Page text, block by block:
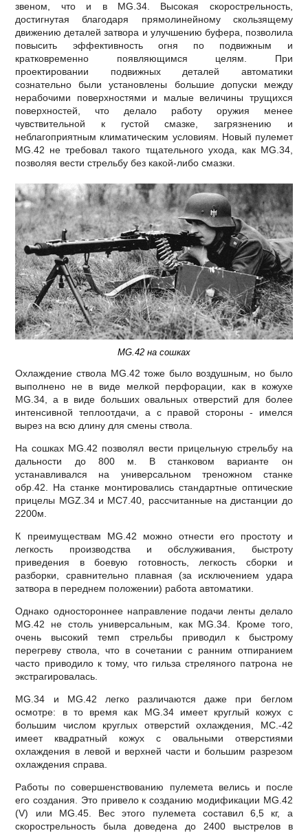
звеном, что и в МG.34. Высокая скорострельность,
достигнутая благодаря прямолинейному скользящему
движению деталей затвора и улучшению буфера, позволила
повысить эффективность огня по подвижным и
кратковременно появляющимся целям. При
проектировании подвижных деталей автоматики
сознательно были установлены большие допуски между
нерабочими поверхностями и малые величины трущихся
поверхностей, что делало работу оружия менее
чувствительной к густой смазке, загрязнению и
неблагоприятным климатическим условиям. Новый пулемет
МG.42 не требовал такого тщательного ухода, как МG.34,
позволяя вести стрельбу без какой-либо смазки.
MG.42 на сошках
Охлаждение ствола МG.42 тоже было воздушным, но было
выполнено не в виде мелкой перфорации, как в кожухе
МG.34, а в виде больших овальных отверстий для более
интенсивной теплоотдачи, а с правой стороны - имелся
вырез на всю длину для смены ствола.
На сошках МG.42 позволял вести прицельную стрельбу на
дальности до 800 м. В станковом варианте он
устанавливался на универсальном треножном станке
обр.42. На станке монтировались стандартные оптические
прицелы MGZ.34 и МС7.40, рассчитанные на дистанции до
2200м.
К преимуществам МG.42 можно отнести его простоту и
легкость производства и обслуживания, быстроту
приведения в боевую готовность, легкость сборки и
разборки, сравнительно плавная (за исключением удара
затвора в переднем положении) работа автоматики.
Однако одностороннее направление подачи ленты делало
МG.42 не столь универсальным, как МG.34. Кроме того,
очень высокий темп стрельбы приводил к быстрому
перегреву ствола, что в сочетании с ранним отпиранием
часто приводило к тому, что гильза стреляного патрона не
экстрагировалась.
МG.34 и МG.42 легко различаются даже при беглом
осмотре: в то время как МG.34 имеет круглый кожух с
большим числом круглых отверстий охлаждения, МС.-42
имеет квадратный кожух с овальными отверстиями
охлаждения в левой и верхней части и большим разрезом
охлаждения справа.
Работы по совершенствованию пулемета велись и после
его создания. Это привело к созданию модификации МG.42
(V) или МG.45. Вес этого пулемета составил 6,5 кг, а
скорострельность была доведена до 2400 выстрелов в